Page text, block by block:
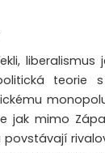
liberalismus
teorie
jak mimo
povstávají